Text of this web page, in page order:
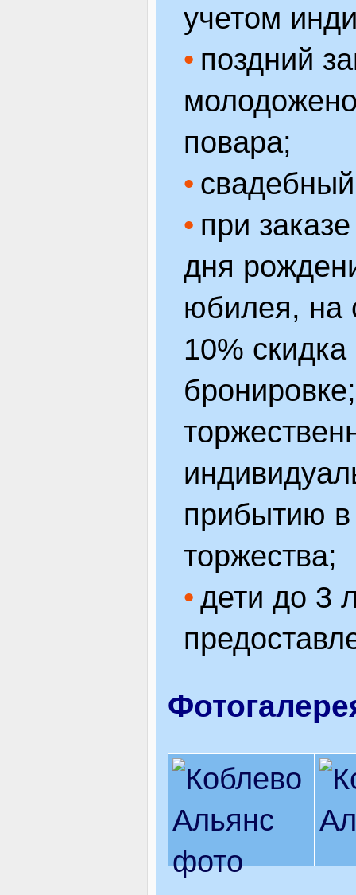
учетом
поздний
повара;
при
дня
юбилея, на
10%
прибытию в
торжества;
дети до 3